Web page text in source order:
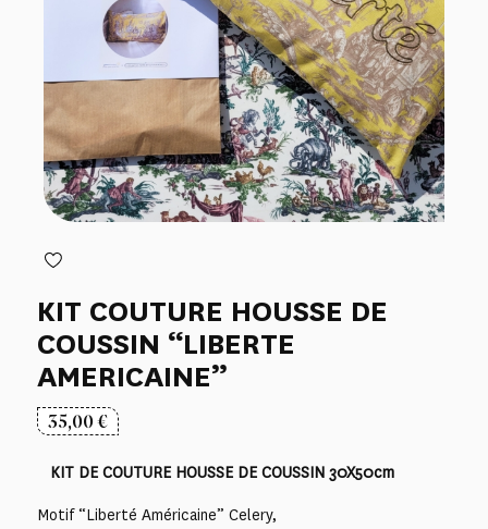
KIT COUTURE HOUSSE DE
COUSSIN “LIBERTE
AMERICAINE”
35,00€
KIT DE COUTURE HOUSSE DE COUSSIN 30X50cm
Motif “Liberté Américaine” Celery,